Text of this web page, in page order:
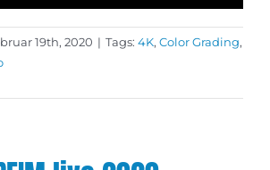
19th, 2020 | Tags: 4K, Color Grading,